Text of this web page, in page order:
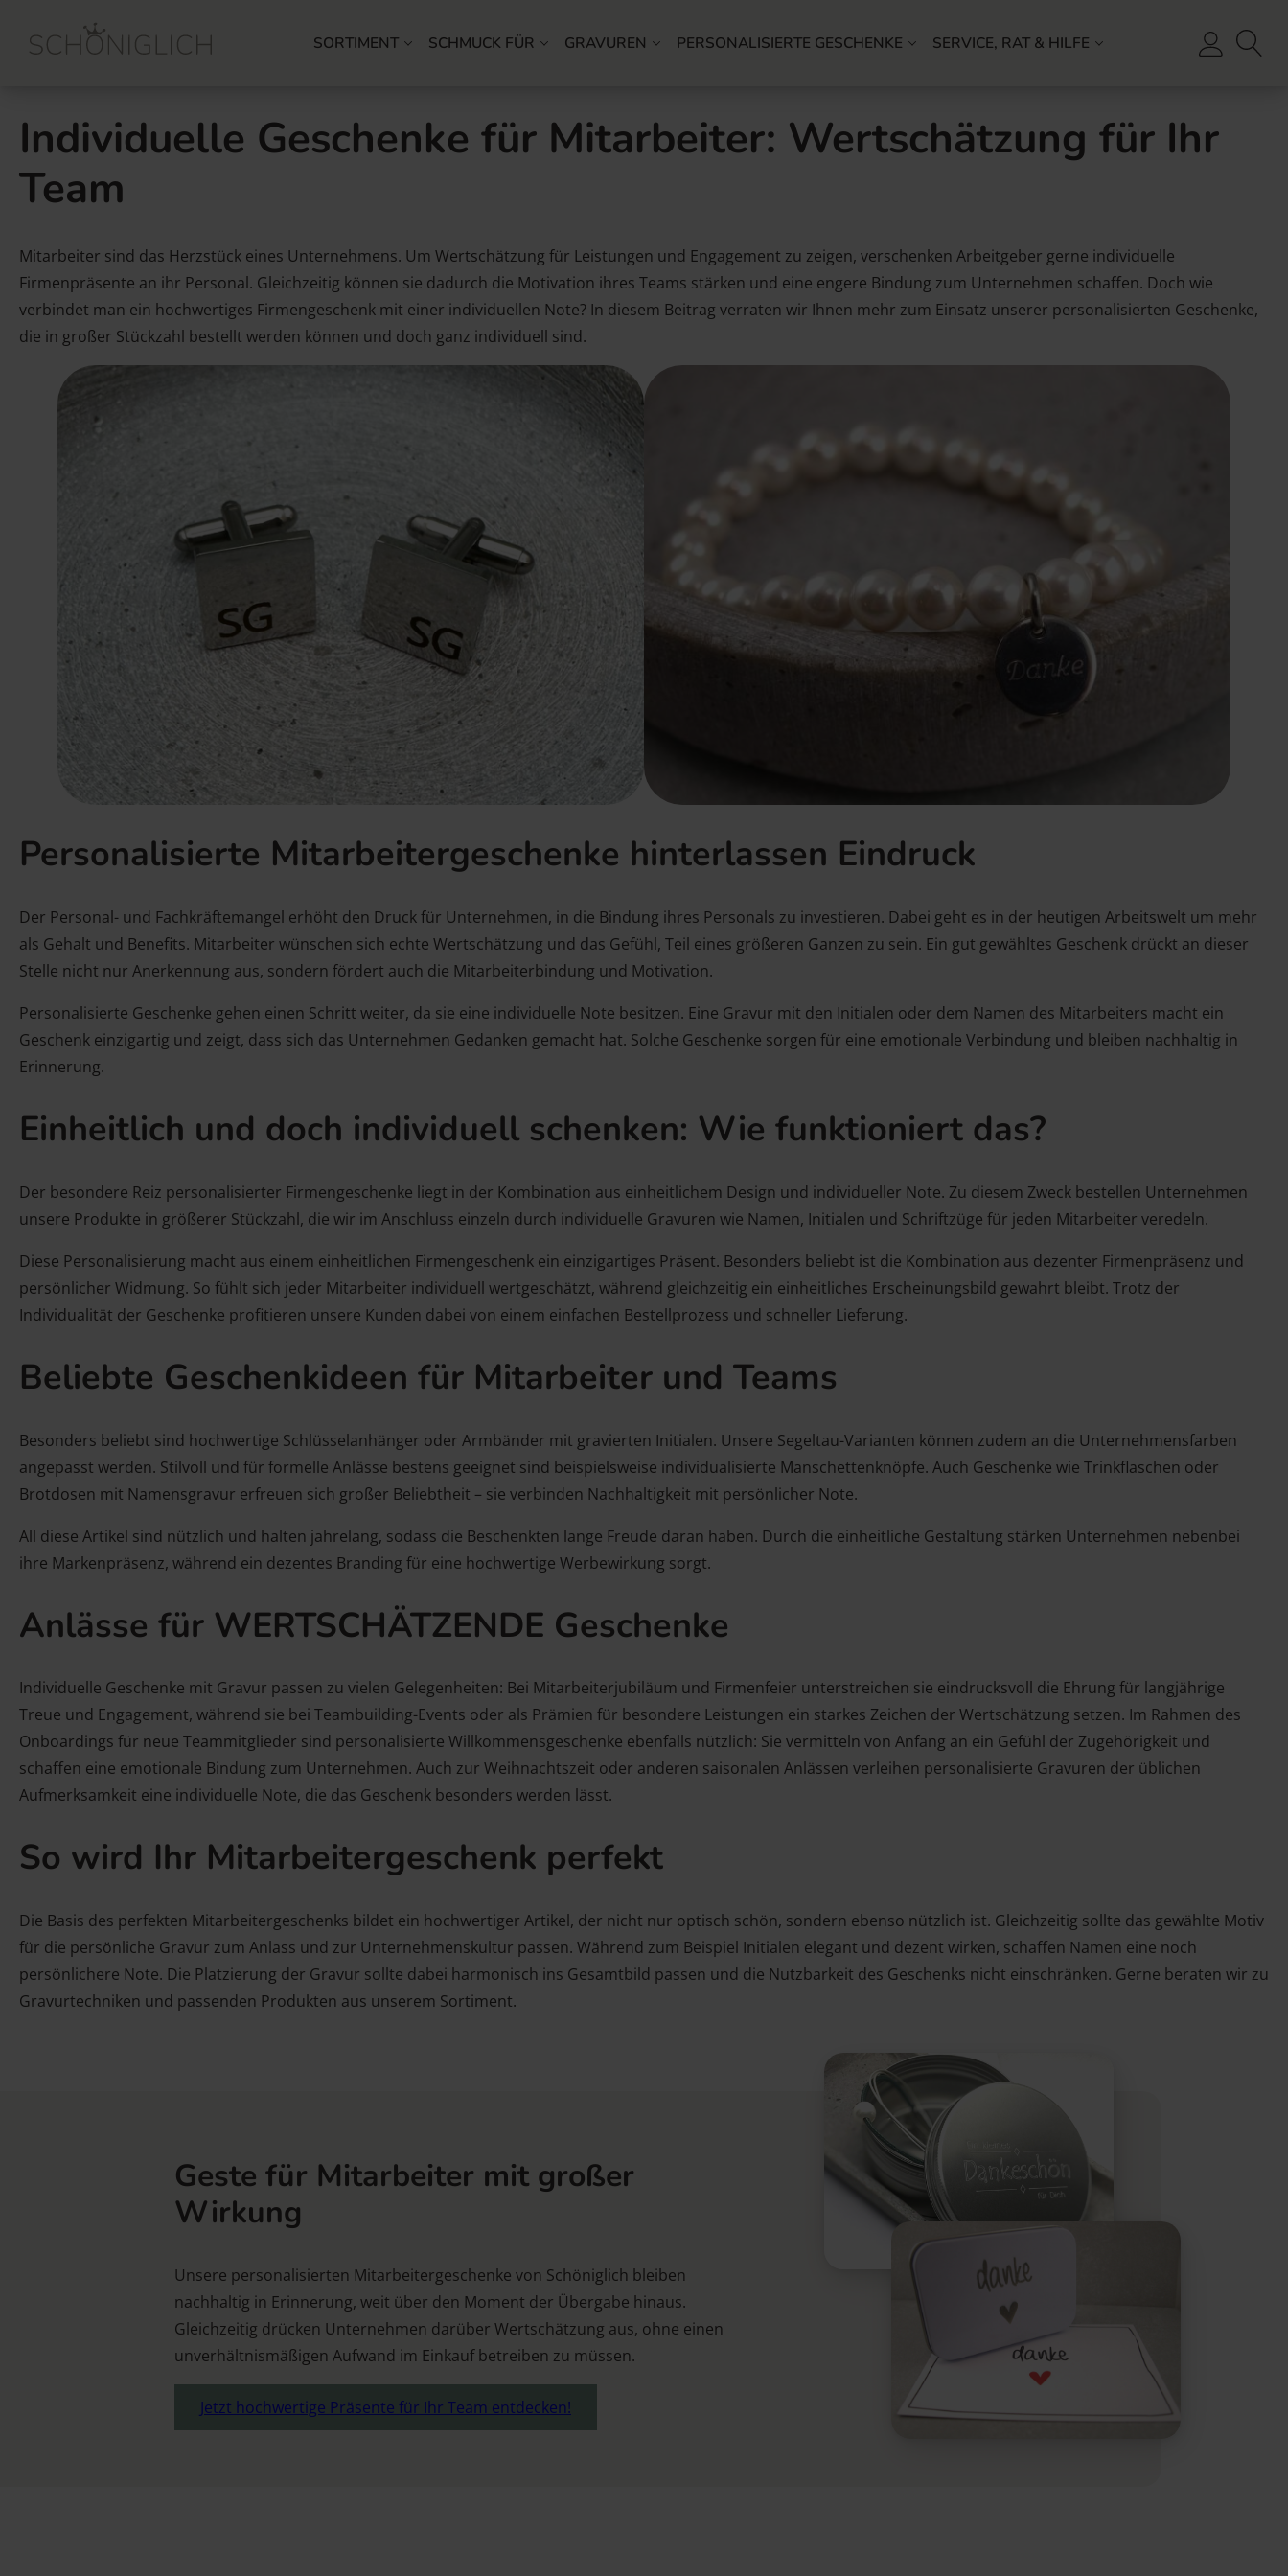
SORTIMENT SCHMUCK FÜR GRAVUREN PERSONALISIERTE GESCHENKE SERVICE, RAT & HILFE
Individuelle Geschenke für Mitarbeiter: Wertschätzung für Ihr
Team
Mitarbeiter sind das Herzstück eines Unternehmens. Um Wertschätzung für Leistungen und Engagement zu zeigen, verschenken Arbeitgeber gerne individuelle
Firmenpräsente an ihr Personal. Gleichzeitig können sie dadurch die Motivation ihres Teams stärken und eine engere Bindung zum Unternehmen schaffen. Doch wie
verbindet man ein hochwertiges Firmengeschenk mit einer individuellen Note? In diesem Beitrag verraten wir Ihnen mehr zum Einsatz unserer personalisierten Geschenke,
die in großer Stückzahl bestellt werden können und doch ganz individuell sind.
Personalisierte Mitarbeitergeschenke hinterlassen Eindruck
Der Personal- und Fachkräftemangel erhöht den Druck für Unternehmen, in die Bindung ihres Personals zu investieren. Dabei geht es in der heutigen Arbeitswelt um mehr
als Gehalt und Benefits. Mitarbeiter wünschen sich echte Wertschätzung und das Gefühl, Teil eines größeren Ganzen zu sein. Ein gut gewähltes Geschenk drückt an dieser
Stelle nicht nur Anerkennung aus, sondern fördert auch die Mitarbeiterbindung und Motivation.
Personalisierte Geschenke gehen einen Schritt weiter, da sie eine individuelle Note besitzen. Eine Gravur mit den Initialen oder dem Namen des Mitarbeiters macht ein
Geschenk einzigartig und zeigt, dass sich das Unternehmen Gedanken gemacht hat. Solche Geschenke sorgen für eine emotionale Verbindung und bleiben nachhaltig in
Erinnerung.
Einheitlich und doch individuell schenken: Wie funktioniert das?
Der besondere Reiz personalisierter Firmengeschenke liegt in der Kombination aus einheitlichem Design und individueller Note. Zu diesem Zweck bestellen Unternehmen
unsere Produkte in größerer Stückzahl, die wir im Anschluss einzeln durch individuelle Gravuren wie Namen, Initialen und Schriftzüge für jeden Mitarbeiter veredeln.
Diese Personalisierung macht aus einem einheitlichen Firmengeschenk ein einzigartiges Präsent. Besonders beliebt ist die Kombination aus dezenter Firmenpräsenz und
persönlicher Widmung. So fühlt sich jeder Mitarbeiter individuell wertgeschätzt, während gleichzeitig ein einheitliches Erscheinungsbild gewahrt bleibt. Trotz der
Individualität der Geschenke profitieren unsere Kunden dabei von einem einfachen Bestellprozess und schneller Lieferung.
Beliebte Geschenkideen für Mitarbeiter und Teams
Besonders beliebt sind hochwertige Schlüsselanhänger oder Armbänder mit gravierten Initialen. Unsere Segeltau-Varianten können zudem an die Unternehmensfarben
angepasst werden. Stilvoll und für formelle Anlässe bestens geeignet sind beispielsweise individualisierte Manschettenknöpfe. Auch Geschenke wie Trinkflaschen oder
Brotdosen mit Namensgravur erfreuen sich großer Beliebtheit – sie verbinden Nachhaltigkeit mit persönlicher Note.
All diese Artikel sind nützlich und halten jahrelang, sodass die Beschenkten lange Freude daran haben. Durch die einheitliche Gestaltung stärken Unternehmen nebenbei
ihre Markenpräsenz, während ein dezentes Branding für eine hochwertige Werbewirkung sorgt.
Anlässe für WERTSCHÄTZENDE Geschenke
Individuelle Geschenke mit Gravur passen zu vielen Gelegenheiten: Bei Mitarbeiterjubiläum und Firmenfeier unterstreichen sie eindrucksvoll die Ehrung für langjährige
Treue und Engagement, während sie bei Teambuilding-Events oder als Prämien für besondere Leistungen ein starkes Zeichen der Wertschätzung setzen. Im Rahmen des
Onboardings für neue Teammitglieder sind personalisierte Willkommensgeschenke ebenfalls nützlich: Sie vermitteln von Anfang an ein Gefühl der Zugehörigkeit und
schaffen eine emotionale Bindung zum Unternehmen. Auch zur Weihnachtszeit oder anderen saisonalen Anlässen verleihen personalisierte Gravuren der üblichen
Aufmerksamkeit eine individuelle Note, die das Geschenk besonders werden lässt.
So wird Ihr Mitarbeitergeschenk perfekt
Die Basis des perfekten Mitarbeitergeschenks bildet ein hochwertiger Artikel, der nicht nur optisch schön, sondern ebenso nützlich ist. Gleichzeitig sollte das gewählte Motiv
für die persönliche Gravur zum Anlass und zur Unternehmenskultur passen. Während zum Beispiel Initialen elegant und dezent wirken, schaffen Namen eine noch
persönlichere Note. Die Platzierung der Gravur sollte dabei harmonisch ins Gesamtbild passen und die Nutzbarkeit des Geschenks nicht einschränken. Gerne beraten wir zu
Gravurtechniken und passenden Produkten aus unserem Sortiment.
Geste für Mitarbeiter mit großer
Wirkung
Unsere personalisierten Mitarbeitergeschenke von Schöniglich bleiben
nachhaltig in Erinnerung, weit über den Moment der Übergabe hinaus.
Gleichzeitig drücken Unternehmen darüber Wertschätzung aus, ohne einen
unverhältnismäßigen Aufwand im Einkauf betreiben zu müssen.
Jetzt hochwertige Präsente für Ihr Team entdecken!